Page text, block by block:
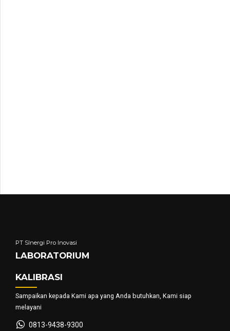
PT SInergi Pro Inovasi
LABORATORIUM
KALIBRASI
Sampaikan kepada Kami apa yang Anda butuhkan, Kami siap
melayani
0813-9438-9300